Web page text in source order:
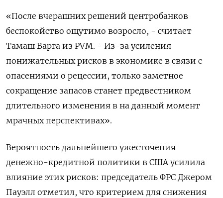
«После вчерашних решений центробанков
беспокойство ощутимо возросло, - считает
Тамаш Варга из PVM. - Из-за усиления
понижательных рисков в экономике в связи с
опасениями о рецессии, только заметное
сокращение запасов станет предвестником
длительного изменения в на данный момент
мрачных перспективах».
Вероятность дальнейшего ужесточения
денежно-кредитной политики в США усилила
влияние этих рисков: председатель ФРС Джером
Пауэлл отметил, что критерием для снижения